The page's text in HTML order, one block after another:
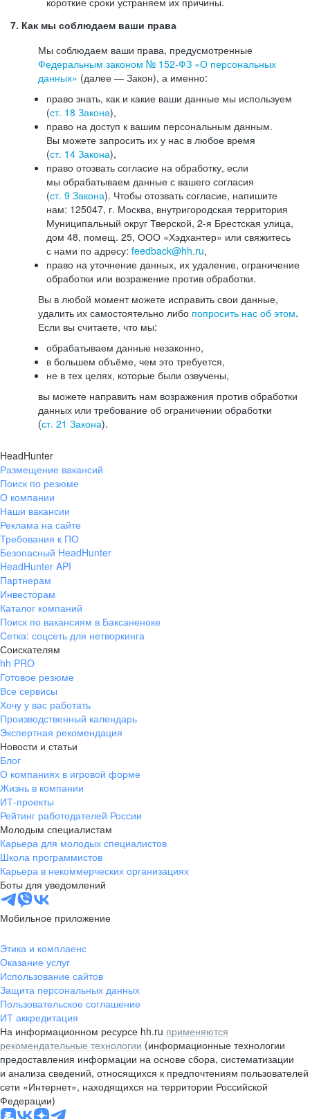
7. Как мы соблюдаем ваши права
Мы соблюдаем ваши права, предусмотренные
Федеральным законом № 152-ФЗ «О персональных
данных» (далее — Закон), а именно:
право знать, как и какие ваши данные мы используем
(ст. 18 Закона),
право на доступ к вашим персональным данным.
Вы можете запросить их у нас в любое время
(ст. 14 Закона),
право отозвать согласие на обработку, если
мы обрабатываем данные с вашего согласия
(ст. 9 Закона). Чтобы отозвать согласие, напишите
нам: 125047, г. Москва, внутригородская территория
Муниципальный округ Тверской, 2-я Брестская улица,
дом 48, помещ. 25, ООО «Хэдхантер» или свяжитесь
с нами по адресу: feedback@hh.ru,
право на уточнение данных, их удаление, ограничение
обработки или возражение против обработки.
Вы в любой момент можете исправить свои данные,
удалить их самостоятельно либо попросить нас об этом.
Если вы считаете, что мы:
обрабатываем данные незаконно,
в большем объёме, чем это требуется,
не в тех целях, которые были озвучены,
вы можете направить нам возражения против обработки
данных или требование об ограничении обработки
(ст. 21 Закона).
HeadHunter
Размещение вакансий
Поиск по резюме
О компании
Наши вакансии
Реклама на сайте
Требования к ПО
Безопасный HeadHunter
HeadHunter API
Партнерам
Инвесторам
Каталог компаний
Поиск по вакансиям в Баксаненоке
Сетка: соцсеть для нетворкинга
Соискателям
hh PRO
Готовое резюме
Все сервисы
Хочу у вас работать
Производственный календарь
Экспертная рекомендация
Новости и статьи
Блог
О компаниях в игровой форме
Жизнь в компании
ИТ-проекты
Рейтинг работодателей России
Молодым специалистам
Карьера для молодых специалистов
Школа программистов
Карьера в некоммерческих организациях
Боты для уведомлений
Мобильное приложение
Этика и комплаенс
Оказание услуг
Использование сайтов
Защита персональных данных
Пользовательское соглашение
ИТ аккредитация
На информационном ресурсе hh.ru применяются
рекомендательные технологии (информационные технологии
предоставления информации на основе сбора, систематизации
и анализа сведений, относящихся к предпочтениям пользователей
сети «Интернет», находящихся на территории Российской
Федерации)